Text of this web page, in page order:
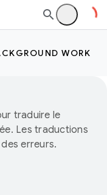
WORK
traduire le
Les traductions
erreurs.